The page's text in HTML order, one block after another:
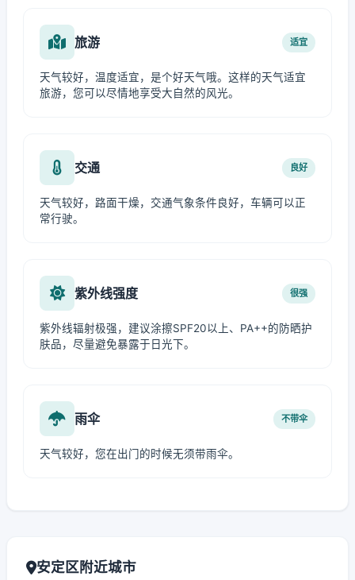
旅游 适宜
天气较好，温度适宜，是个好天气哦。这样的天气适宜
旅游，您可以尽情地享受大自然的风光。
交通 良好
天气较好，路面干燥，交通气象条件良好，车辆可以正
常行驶。
紫外线强度 很强
紫外线辐射极强，建议涂擦SPF20以上、PA++的防晒护
肤品，尽量避免暴露于日光下。
雨伞 不带伞
天气较好，您在出门的时候无须带雨伞。
安定区附近城市